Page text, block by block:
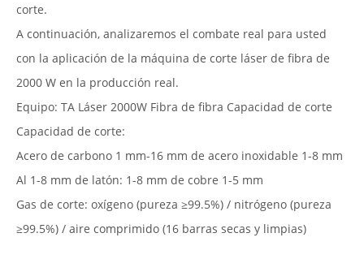
corte.
A continuación, analizaremos el combate real para usted
con la aplicación de la máquina de corte láser de fibra de
2000 W en la producción real.
Equipo: TA Láser 2000W Fibra de fibra Capacidad de corte
Capacidad de corte:
Acero de carbono 1 mm-16 mm de acero inoxidable 1-8 mm
Al 1-8 mm de latón: 1-8 mm de cobre 1-5 mm
Gas de corte: oxígeno (pureza ≥99.5%) / nitrógeno (pureza
≥99.5%) / aire comprimido (16 barras secas y limpias)